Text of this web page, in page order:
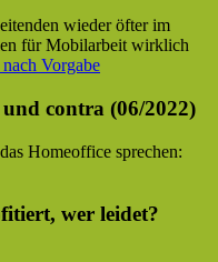
wieder öfter im
für Mobilarbeit wirklich
Vorgabe
contra (06/2022)
Homeoffice sprechen:
wer leidet?